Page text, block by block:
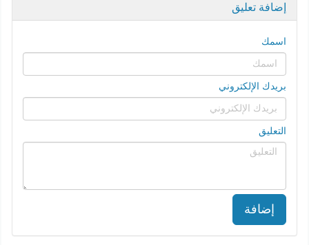
إضافة تعليق
اسمك
بريدك الإلكتروني
التعليق
إضافة